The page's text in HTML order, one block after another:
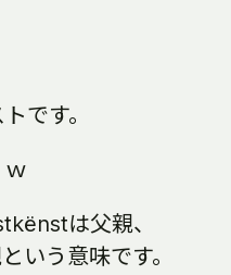
です。
ｗ
は父親、
いう意味です。